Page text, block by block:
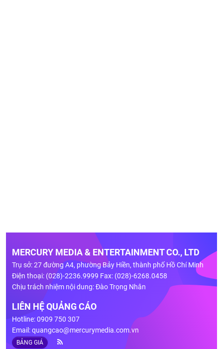
MERCURY MEDIA & ENTERTAINMENT CO., LTD
Trụ sở: 27 đường A4, phường Bảy Hiền, thành phố Hồ Chí Minh
Điện thoại: (028)-2236.9999 Fax: (028)-6268.0458
Chịu trách nhiệm nội dung: Đào Trọng Nhân
LIÊN HỆ QUẢNG CÁO
Hotline: 0909 750 307
Email:quangcao@mercurymedia.com.vn
BẢNG GIÁ